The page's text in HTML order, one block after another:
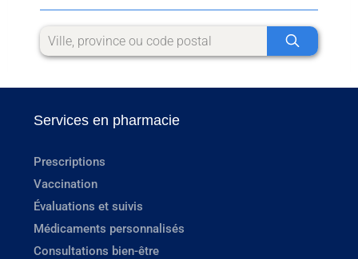
Services en pharmacie
Prescriptions
Vaccination
Évaluations et suivis
Médicaments personnalisés
Consultations bien-être